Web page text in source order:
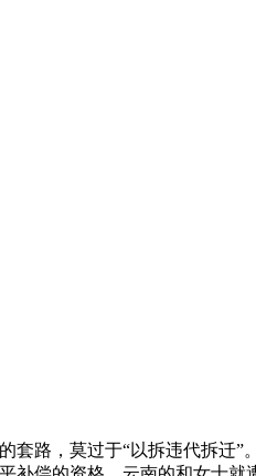
套路，莫过于“以拆违代拆迁